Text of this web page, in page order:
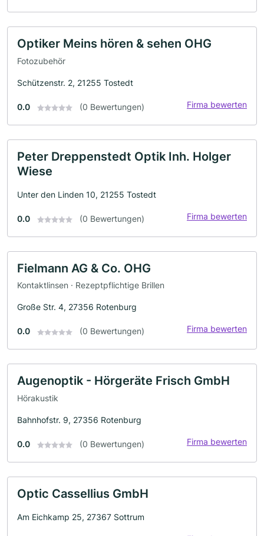
Optiker Meins hören & sehen OHG
Fotozubehör
Schützenstr. 2, 21255 Tostedt
0.0 (0 Bewertungen) Firma bewerten
Peter Dreppenstedt Optik Inh. Holger
Wiese
Unter den Linden 10, 21255 Tostedt
0.0 (0 Bewertungen) Firma bewerten
Fielmann AG & Co. OHG
Kontaktlinsen · Rezeptpflichtige Brillen
Große Str. 4, 27356 Rotenburg
0.0 (0 Bewertungen) Firma bewerten
Augenoptik - Hörgeräte Frisch GmbH
Hörakustik
Bahnhofstr. 9, 27356 Rotenburg
0.0 (0 Bewertungen) Firma bewerten
Optic Cassellius GmbH
Am Eichkamp 25, 27367 Sottrum